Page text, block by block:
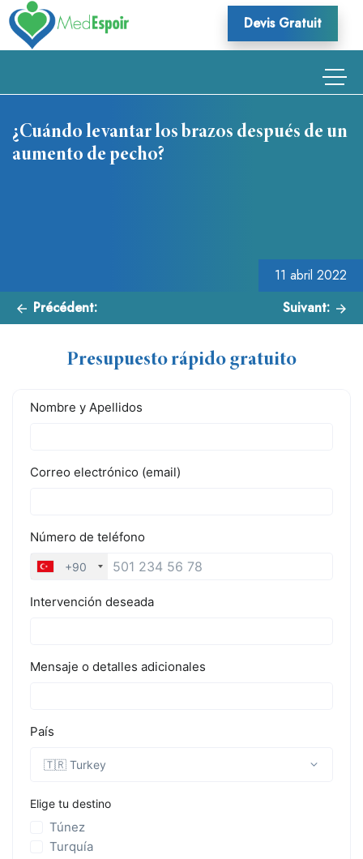
Skip
to
content
Devis Gratuit
¿Cuándo levantar los brazos después de un
aumento de pecho?
11 abril 2022
Précédent: Suivant:
Presupuesto rápido gratuito